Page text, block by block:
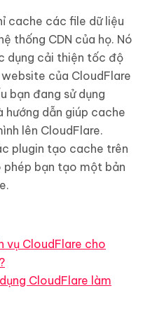
cache các file dữ liệu
thống CDN của họ. Nó
dụng cải thiện tốc độ
của CloudFlare
bạn đang sử dụng
hướng dẫn giúp cache
lên CloudFlare.
plugin tạo cache trên
phép bạn tạo một bản
vụ CloudFlare cho
CloudFlare làm